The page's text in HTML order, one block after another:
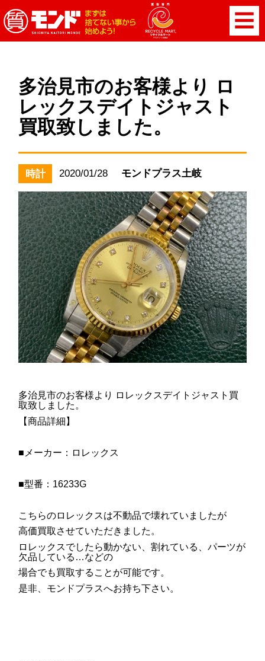
多治見市のお客様より ロ
レックスデイトジャスト
買取致しました。
時計 2020/01/28 モンドプラス土岐
多治見市のお客様より ロレックスデイトジャスト買
取致しました。
【商品詳細】
■メーカー：ロレックス
■型番：16233G
こちらのロレックスは不動品で壊れていましたが
高価買取させていただきました。
ロレックスでしたら動かない、割れている、パーツが
欠品している…などの
場合でも買取することが可能です。
是非、モンドプラスへお持ち下さい。